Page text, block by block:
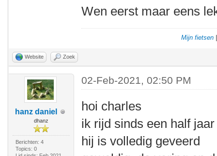
Wen eerst maar eens
Mijn fietsen
Website Zoek
hanz daniel
dhanz
Berichten: 4
Topics: 0
02-Feb-2021, 02:50 PM
hoi charles
ik rijd sinds een half
hij is volledig geveerd